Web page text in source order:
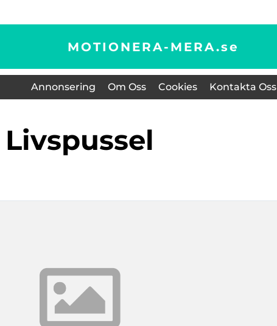
MOTIONERA-MERA.se
Annonsering Om Oss Cookies Kontakta Oss
livspussel